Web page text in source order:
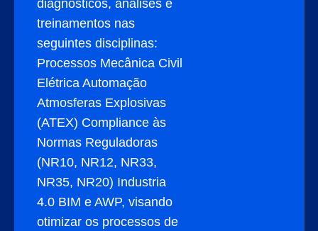
diagnósticos, análises e
treinamentos nas
seguintes disciplinas:
Processos Mecânica Civil
Elétrica Automação
Atmosferas Explosivas
(ATEX) Compliance às
Normas Reguladoras
(NR10, NR12, NR33,
NR35, NR20) Industria
4.0 BIM e AWP, visando
otimizar os processos de